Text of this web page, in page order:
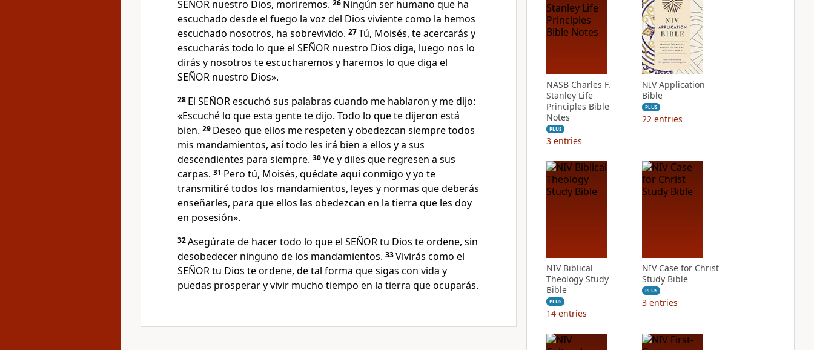
SEÑOR nuestro Dios, moriremos. 26 Ningún ser humano que ha
escuchado desde el fuego la voz del Dios viviente como la hemos
escuchado nosotros, ha sobrevivido. 27Tú, Moisés, te acercarás y
escucharás todo lo que el SEÑOR nuestro Dios diga, luego nos lo
dirás y nosotros te escucharemos y haremos lo que diga el
SEÑOR nuestro Dios».
28 El SEÑOR escuchó sus palabras cuando me hablaron y me dijo:
«Escuché lo que esta gente te dijo. Todo lo que te dijeron está
bien. 29 Deseo que ellos me respeten y obedezcan siempre todos
mis mandamientos, así todo les irá bien a ellos y a sus
descendientes para siempre. 30Ve y diles que regresen a sus
carpas. 31 Pero tú, Moisés, quédate aquí conmigo y yo te
transmitiré todos los mandamientos, leyes y normas que deberás
enseñarles, para que ellos las obedezcan en la tierra que les doy
en posesión».
32Asegúrate de hacer todo lo que el SEÑOR tu Dios te ordene, sin
desobedecer ninguno de los mandamientos. 33Vivirás como el
SEÑOR tu Dios te ordene, de tal forma que sigas con vida y
puedas prosperar y vivir mucho tiempo en la tierra que ocuparás.
NASB Charles F.
Stanley Life
Principles Bible
Notes
PLUS
3 entries
NIV Application
Bible
PLUS
22 entries
NIV Biblical
Theology Study
Bible
PLUS
14 entries
NIV Case for Christ
Study Bible
PLUS
3 entries